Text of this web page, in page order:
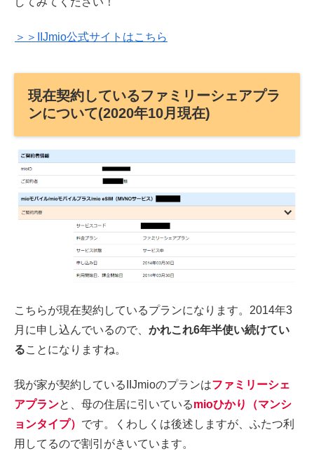
＞＞IIJmio公式サイトはこちら
現在契約しているファミリーシェアプラ
ンについて(2020年10月現在)
こちらが現在契約しているプランになります。2014年3
月に申し込んでいるので、 かれこれ6年半使い続けてい
ることになりますね。
我が家が契約しているIIJmioのプランはファミリーシェ
アプランと、母の住居に引いているmioひかり（マンシ
ョンタイプ） です。くわしくは後述しますが、ふたつ利
用してるので割引がきいています。